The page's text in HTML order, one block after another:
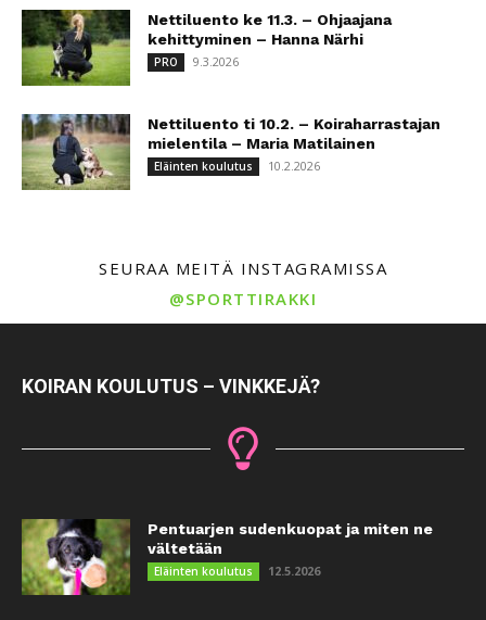
Nettiluento ke 11.3. – Ohjaajana
kehittyminen – Hanna Närhi
PRO 9.3.2026
Nettiluento ti 10.2. – Koiraharrastajan
mielentila – Maria Matilainen
Eläinten koulutus 10.2.2026
SEURAA MEITÄ INSTAGRAMISSA
@SPORTTIRAKKI
KOIRAN KOULUTUS – VINKKEJÄ?
Pentuarjen sudenkuopat ja miten ne
vältetään
Eläinten koulutus 12.5.2026